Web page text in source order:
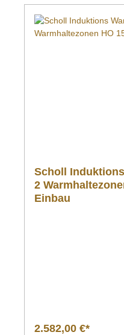
Scholl
2
Einbau
2.582,00 €*